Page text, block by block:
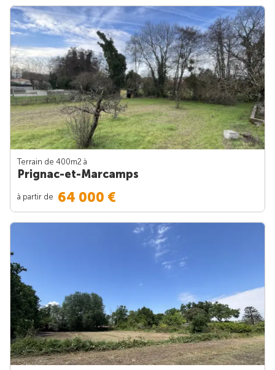
Terrain de 400m2 à
Prignac-et-Marcamps
à partir de 64 000 €